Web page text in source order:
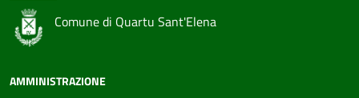
Comune di Quartu Sant'Elena
AMMINISTRAZIONE